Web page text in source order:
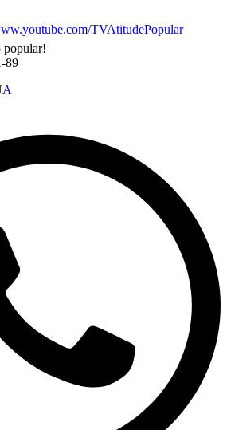
TVAtitudePopular
popular!
89